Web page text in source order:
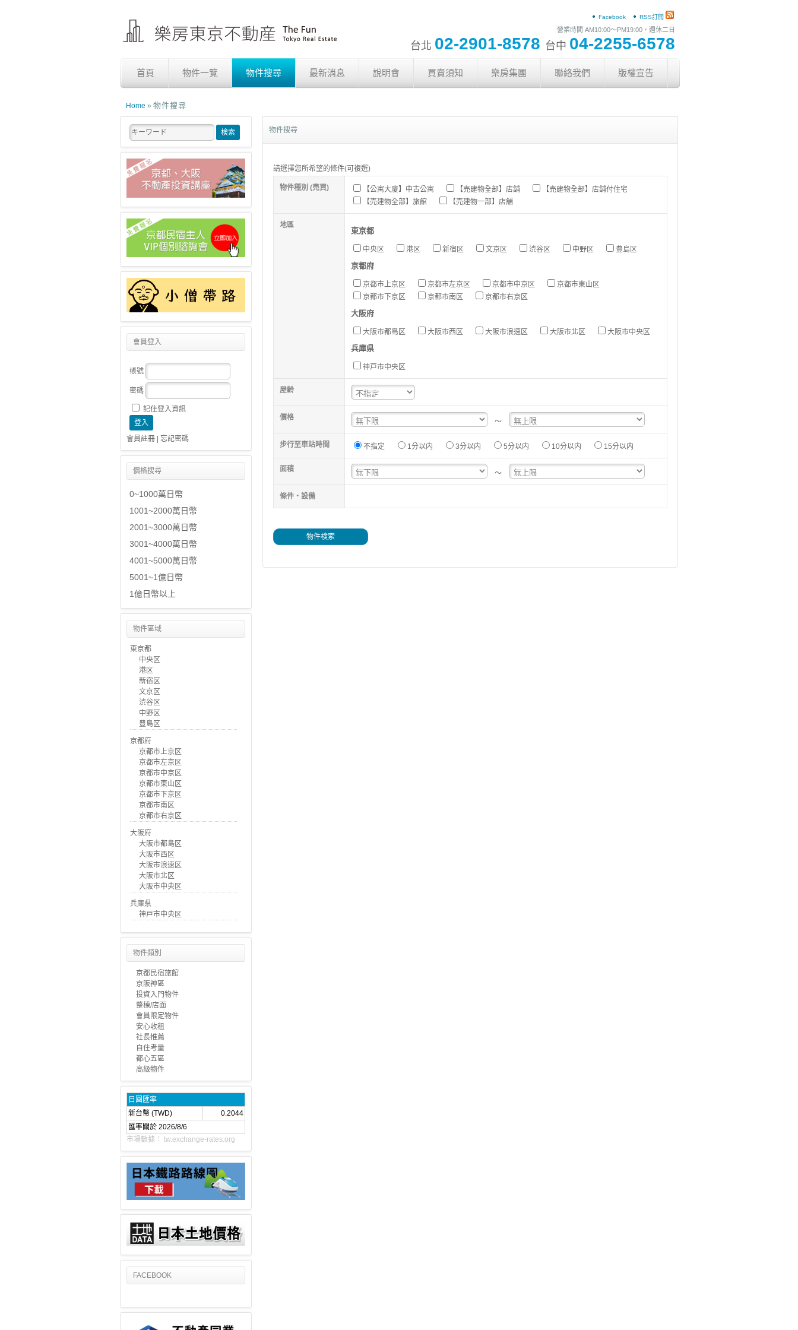
營業時間 AM10:00〜PM19:00，週休二日
台北 02-2901-8578 台中 04-2255-6578
Facebook RSS訂閱
首頁 物件一覽 物件搜尋 最新消息 說明會 買賣須知 樂房集團 聯絡我們 版權宣告
Home » 物件搜尋
物件搜尋
請選擇您所希望的條件(可複選)
物件種別 (売買) 【公寓大廈】中古公寓 【売建物全部】店舗
【売建物全部】店舗付住宅
【売建物全部】旅館
【売建物一部】店舗
地區
東京都
中央区 港区 新宿区 文京区 渋谷区 中野区 豊島区
京都府
京都市上京区 京都市左京区 京都市中京区
京都市東山区
京都市下京区
京都市南区 京都市右京区
大阪府
大阪市都島区 大阪市西区 大阪市浪速区 大阪市北区 大阪市中央区
兵庫県
神戸市中央区
屋齡
價格 ～
步行至車站時間 不指定 1分以内 3分以内 5分以内 10分以内 15分以内
面積 ～
條件・設備
會員登入
帳號
密碼
記住登入資訊
會員註冊 忘記密碼
價格搜尋
0~1000萬日幣
1001~2000萬日幣
2001~3000萬日幣
3001~4000萬日幣
4001~5000萬日幣
5001~1億日幣
1億日幣以上
物件區域
東京都
中央区
港区
新宿区
文京区
渋谷区
中野区
豊島区
京都府
京都市上京区
京都市左京区
京都市中京区
京都市東山区
京都市下京区
京都市南区
京都市右京区
大阪府
大阪市都島区
大阪市西区
大阪市浪速区
大阪市北区
大阪市中央区
兵庫県
神戸市中央区
物件類別
京都民宿旅館
京阪神區
投資入門物件
整棟/店面
會員限定物件
安心收租
社長推薦
自住考量
都心五區
高級物件
日圓匯率
新台幣 (TWD)
0.2044
匯率關於 2026/8/6
市場數據： tw.exchange-rates.org
FACEBOOK